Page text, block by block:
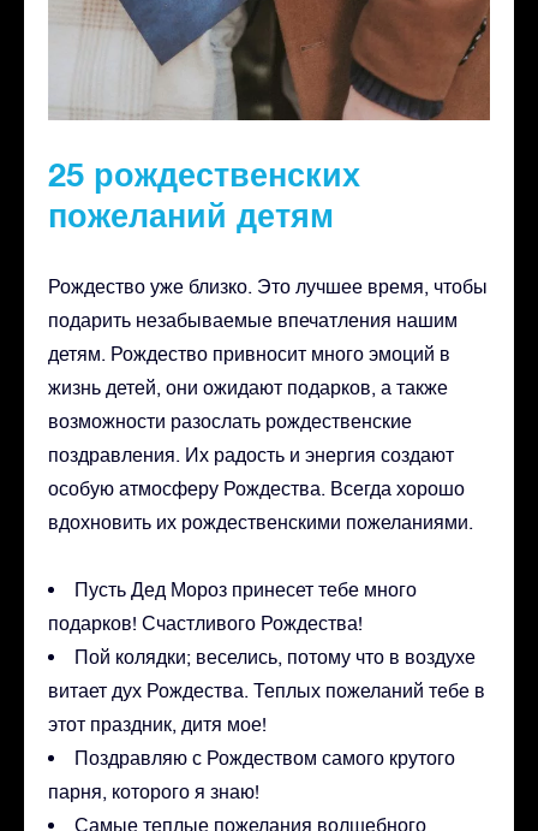
25 рождественских
пожеланий детям
Рождество уже близко. Это лучшее время, чтобы
подарить незабываемые впечатления нашим
детям. Рождество привносит много эмоций в
жизнь детей, они ожидают подарков, а также
возможности разослать рождественские
поздравления. Их радость и энергия создают
особую атмосферу Рождества. Всегда хорошо
вдохновить их рождественскими пожеланиями.
Пусть Дед Мороз принесет тебе много
подарков! Счастливого Рождества!
Пой колядки; веселись, потому что в воздухе
витает дух Рождества. Теплых пожеланий тебе в
этот праздник, дитя мое!
Поздравляю с Рождеством самого крутого
парня, которого я знаю!
Самые теплые пожелания волшебного